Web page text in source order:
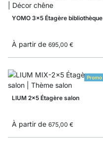
YOMO 3x5 Étagère bibliothèque
À partir de 695,00 €
Promo
LIUM 2x5 Étagère salon
À partir de 675,00 €